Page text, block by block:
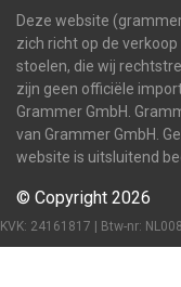
Deze website
zich richt op de
stoelen, die wij
zijn geen officiële
Grammer GmbH.
van Grammer GmbH.
website is uitsluitend
© Copyright 2026
KVK: 24161817 | Btw-nr: